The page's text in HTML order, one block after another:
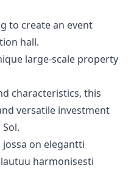
to create an event
hall.
‌large-scale property
‌characteristics, ‌this
versatile ‌investment
on elegantti
harmonisesti